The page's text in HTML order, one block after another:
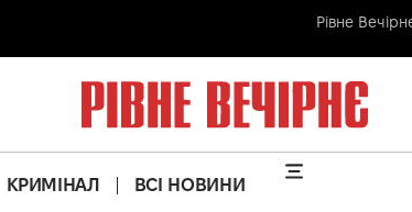
Рівне
КРИМІНАЛ ВСІ НОВИНИ